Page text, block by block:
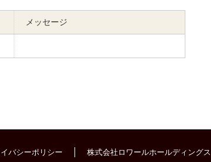
メッセージ
バシーポリシー 株式会社ロワールホールディングス